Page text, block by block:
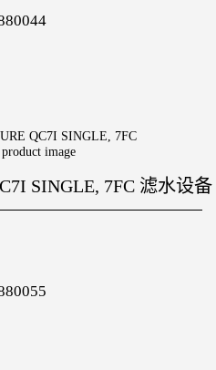
SINGLE, 7FC 滤水设备